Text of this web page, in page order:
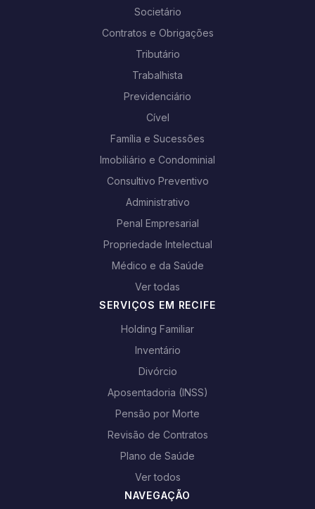
Societário
Contratos e Obrigações
Tributário
Trabalhista
Previdenciário
Cível
Família e Sucessões
Imobiliário e Condominial
Consultivo Preventivo
Administrativo
Penal Empresarial
Propriedade Intelectual
Médico e da Saúde
Ver todas
SERVIÇOS EM RECIFE
Holding Familiar
Inventário
Divórcio
Aposentadoria (INSS)
Pensão por Morte
Revisão de Contratos
Plano de Saúde
Ver todos
NAVEGAÇÃO